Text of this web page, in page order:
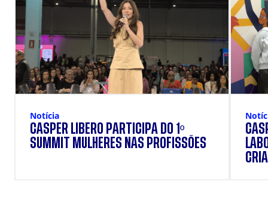
Notícia
CÁSPER LÍBERO PARTICIPA DO 1º
SUMMIT MULHERES NAS PROFISSÕES